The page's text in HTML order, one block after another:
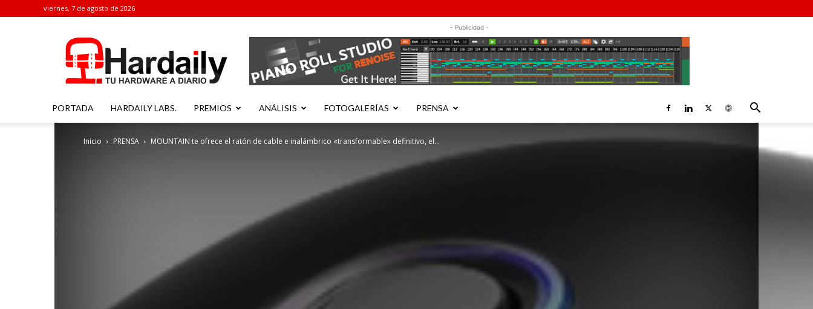
viernes, 7 de agosto de 2026
- Publicidad -
PORTADA HARDAILY LABS. PREMIOS ANÁLISIS FOTOGALERÍAS PRENSA
Inicio PRENSA MOUNTAIN te ofrece el ratón de cable e inalámbrico «transformable» definitivo, el...